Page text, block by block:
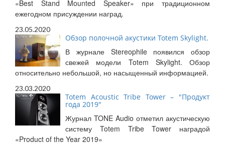
«Best Stand Mounted Speaker» при традиционном
ежегодном присуждении наград.
23.05.2020
Обзор полочной акустики Totem Skylight.
В журнале Stereophile появился обзор
свежей модели Totem Skylight. Обзор
относительно небольшой, но насыщенный информацией.
23.03.2020
Totem Acoustic Tribe Tower – "Продукт
года 2019"
Журнал TONE Audio отметил акустическую
систему Totem Tribe Tower наградой
«Product of the Year 2019»